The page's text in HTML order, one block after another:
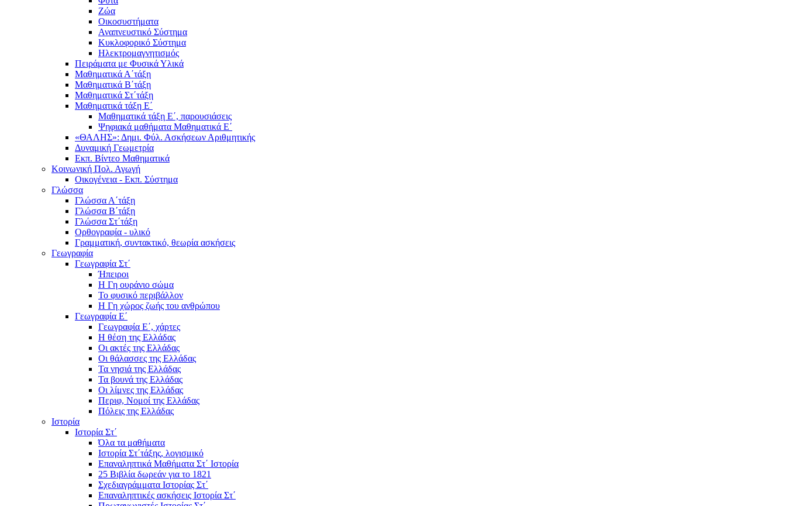
Ζώα
Οικοσυστήματα
Αναπνευστικό Σύστημα
Κυκλοφορικό Σύστημα
Ηλεκτρομαγνητισμός
Πειράματα με Φυσικά Υλικά
Μαθηματικά Α΄τάξη
Μαθηματικά Β΄τάξη
Μαθηματικά Στ΄τάξη
Μαθηματικά τάξη Ε΄
Μαθηματικά τάξη Ε΄, παρουσιάσεις
Ψηφιακά μαθήματα Μαθηματικά Ε΄
«ΘΑΛΗΣ»: Δημι. Φύλ. Ασκήσεων Αριθμητικής
Δυναμική Γεωμετρία
Εκπ. Βίντεο Μαθηματικά
Κοινωνική Πολ. Αγωγή
Οικογένεια - Εκπ. Σύστημα
Γλώσσα
Γλώσσα Α΄τάξη
Γλώσσα Β΄τάξη
Γλώσσα Στ΄τάξη
Ορθογραφία - υλικό
Γραμματική, συντακτικό, θεωρία ασκήσεις
Γεωγραφία
Γεωγραφία Στ΄
Ήπειροι
Η Γη ουράνιο σώμα
Το φυσικό περιβάλλον
Η Γη χώρος ζωής του ανθρώπου
Γεωγραφία Ε΄
Γεωγραφία Ε΄, χάρτες
Η θέση της Ελλάδας
Οι ακτές της Ελλάδας
Οι θάλασσες της Ελλάδας
Τα νησιά της Ελλάδας
Τα βουνά της Ελλάδας
Οι λίμνες της Ελλάδας
Περιφ, Νομοί της Ελλάδας
Πόλεις της Ελλάδας
Ιστορία
Ιστορία Στ΄
Όλα τα μαθήματα
Ιστορία Στ΄τάξης, λογισμικό
Επαναληπτικά Μαθήματα Στ΄ Ιστορία
25 Βιβλία δωρεάν για το 1821
Σχεδιαγράμματα Ιστορίας Στ΄
Επαναληπτικές ασκήσεις Ιστορία Στ΄